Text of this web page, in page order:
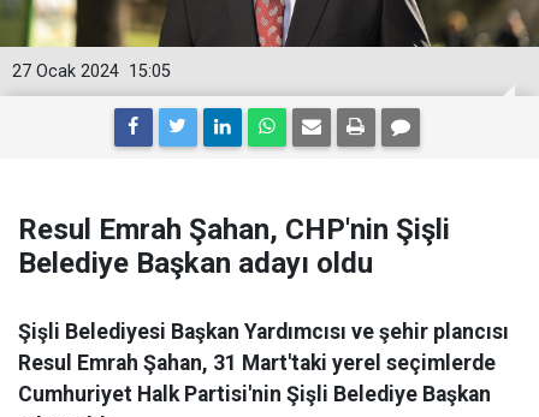
15:05
27 Ocak 2024
Resul Emrah Şahan, CHP'nin Şişli
Belediye Başkan adayı oldu
Şişli Belediyesi Başkan Yardımcısı ve şehir plancısı
Resul Emrah Şahan, 31 Mart'taki yerel seçimlerde
Cumhuriyet Halk Partisi'nin Şişli Belediye Başkan